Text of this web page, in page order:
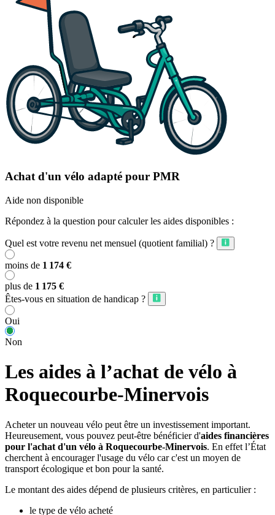
Achat d'un vélo adapté pour PMR
Aide non disponible
Répondez à la question pour calculer les aides disponibles :
Quel est votre revenu net mensuel (quotient familial) ?
moins de 1 174 €
plus de 1 175 €
Êtes-vous en situation de handicap ?
Oui
Non
Les aides à l’achat de vélo à
Roquecourbe-Minervois
Acheter un nouveau vélo peut être un investissement important.
Heureusement, vous pouvez peut-être bénéficier d'aides financières
pour l'achat d'un vélo à Roquecourbe-Minervois. En effet l’État
cherchent à encourager l'usage du vélo car c'est un moyen de
transport écologique et bon pour la santé.
Le montant des aides dépend de plusieurs critères, en particulier :
le type de vélo acheté